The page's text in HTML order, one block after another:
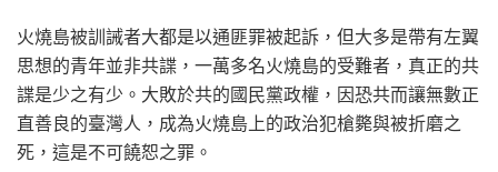
火燒島被訓誡者大都是以通匪罪被起訴，但大多是帶有左翼
思想的青年並非共諜，一萬多名火燒島的受難者，真正的共
諜是少之有少。大敗於共的國民黨政權，因恐共而讓無數正
直善良的臺灣人，成為火燒島上的政治犯槍斃與被折磨之
死，這是不可饒恕之罪。